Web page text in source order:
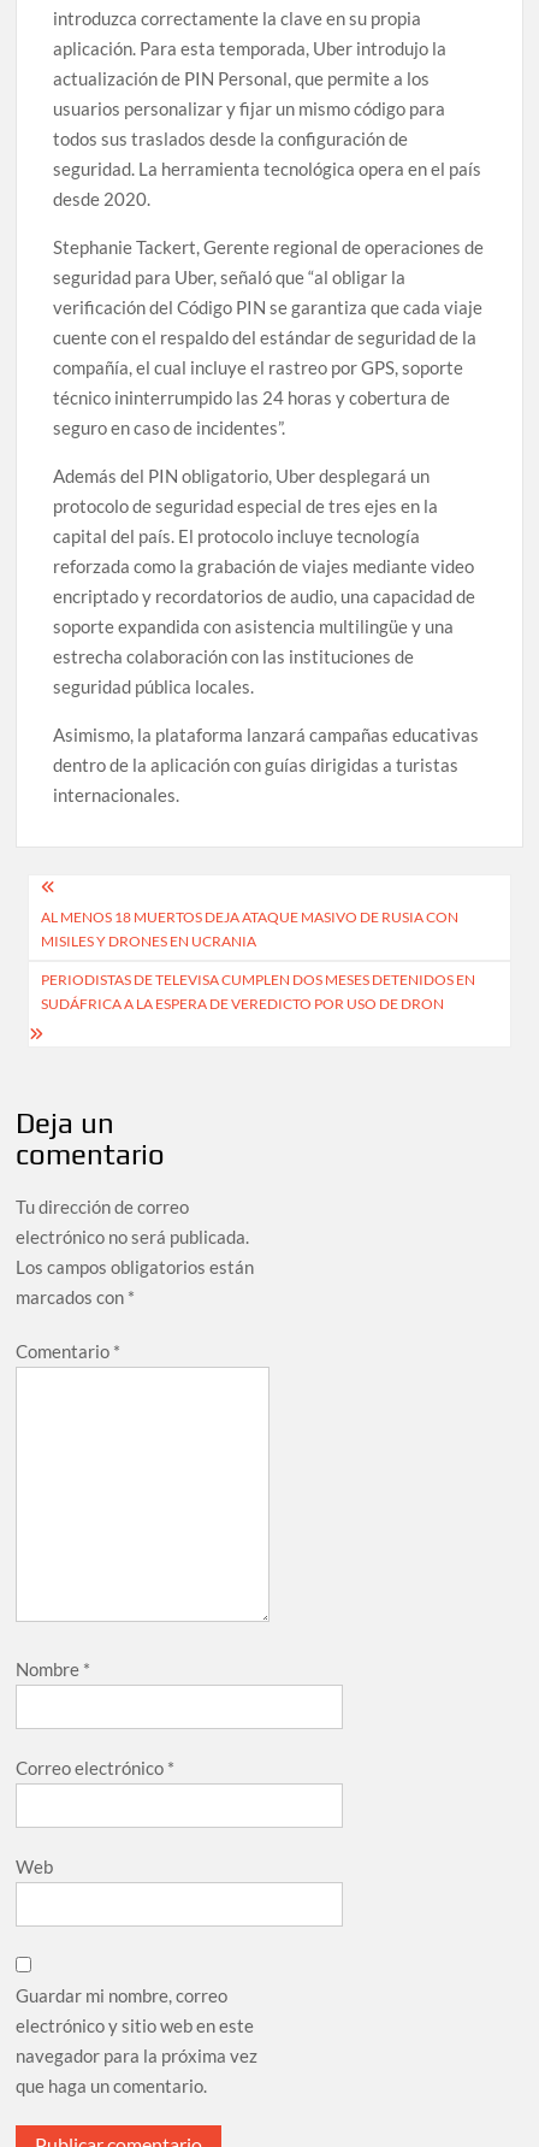
introduzca correctamente la clave en su propia
aplicación. Para esta temporada, Uber introdujo la
actualización de PIN Personal, que permite a los
usuarios personalizar y fijar un mismo código para
todos sus traslados desde la configuración de
seguridad. La herramienta tecnológica opera en el país
desde 2020.
Stephanie Tackert, Gerente regional de operaciones de
seguridad para Uber, señaló que “al obligar la
verificación del Código PIN se garantiza que cada viaje
cuente con el respaldo del estándar de seguridad de la
compañía, el cual incluye el rastreo por GPS, soporte
técnico ininterrumpido las 24 horas y cobertura de
seguro en caso de incidentes”.
Además del PIN obligatorio, Uber desplegará un
protocolo de seguridad especial de tres ejes en la
capital del país. El protocolo incluye tecnología
reforzada como la grabación de viajes mediante video
encriptado y recordatorios de audio, una capacidad de
soporte expandida con asistencia multilingüe y una
estrecha colaboración con las instituciones de
seguridad pública locales.
Asimismo, la plataforma lanzará campañas educativas
dentro de la aplicación con guías dirigidas a turistas
internacionales.
Navegación
de
entradas
AL MENOS 18 MUERTOS DEJA ATAQUE MASIVO DE RUSIA CON
MISILES Y DRONES EN UCRANIA
PERIODISTAS DE TELEVISA CUMPLEN DOS MESES DETENIDOS EN
SUDÁFRICA A LA ESPERA DE VEREDICTO POR USO DE DRON
Deja un
comentario
Tu dirección de correo
electrónico no será publicada.
Los campos obligatorios están
marcados con *
Comentario *
Nombre *
Correo electrónico *
Web
Guardar mi nombre, correo
electrónico y sitio web en este
navegador para la próxima vez
que haga un comentario.